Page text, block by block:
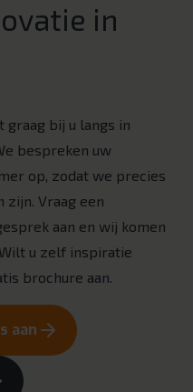
in
graag bij u langs in
bespreken uw
op, zodat we precies
zijn. Vraag een
aan en wij komen
u zelf inspiratie
brochure aan.
aan